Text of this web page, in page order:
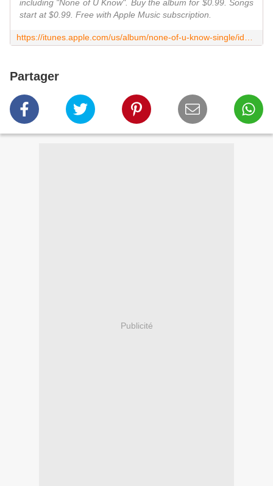
including "None of U Know". Buy the album for $0.99. Songs
start at $0.99. Free with Apple Music subscription.
Partager
Publicité